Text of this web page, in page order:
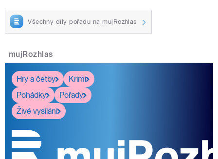
Všechny díly pořadu na mujRozhlas
mujRozhlas
Hry a četby
Krimi
Pohádky
Pořady
Živé vysílání